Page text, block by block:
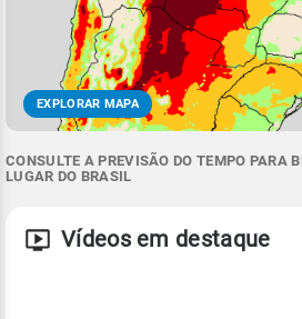
EXPLORAR MAPA
CONSULTE A PREVISÃO DO TEMPO PARA
LUGAR DO BRASIL
Vídeos em destaque